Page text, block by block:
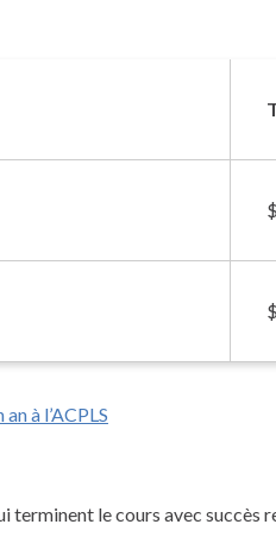
à l’ACPLS
terminent le cours avec succès